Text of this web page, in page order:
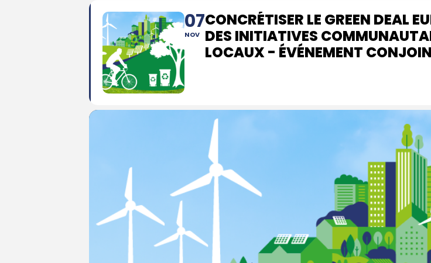
07
NOV
CONCRÉTISER LE GREEN DEAL
DES INITIATIVES
LOCAUX - ÉVÉNEMENT